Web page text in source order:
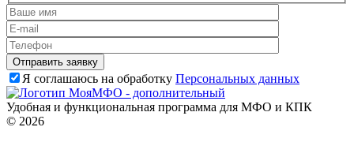
Я соглашаюсь на обработку Персональных данных
Удобная и функциональная программа для МФО и КПК
© 2026